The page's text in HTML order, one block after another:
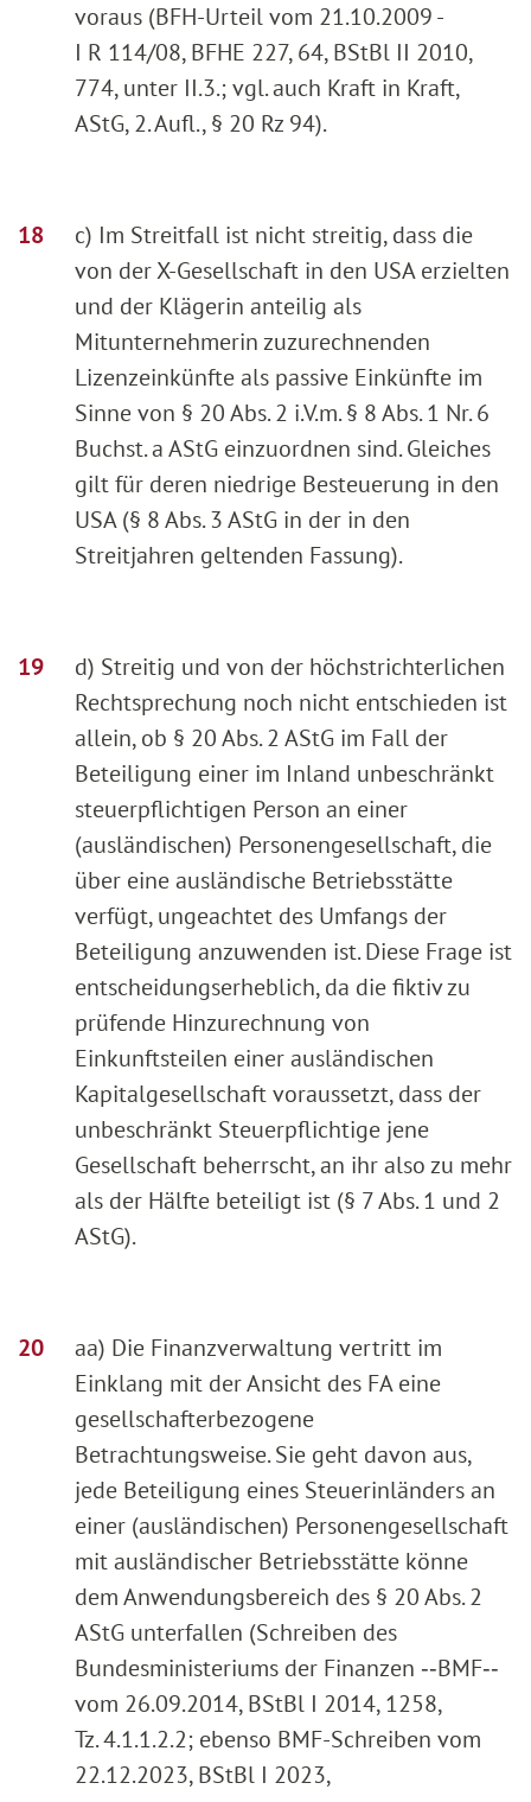
voraus (BFH-Urteil vom 21.10.2009 -
I R 114/08, BFHE 227, 64, BStBl II 2010,
774, unter II.3.; vgl. auch Kraft in Kraft,
AStG, 2. Aufl., § 20 Rz 94).
c) Im Streitfall ist nicht streitig, dass die
von der X-Gesellschaft in den USA erzielten
und der Klägerin anteilig als
Mitunternehmerin zuzurechnenden
Lizenzeinkünfte als passive Einkünfte im
Sinne von § 20 Abs. 2 i.V.m. § 8 Abs. 1 Nr. 6
Buchst. a AStG einzuordnen sind. Gleiches
gilt für deren niedrige Besteuerung in den
USA (§ 8 Abs. 3 AStG in der in den
Streitjahren geltenden Fassung).
d) Streitig und von der höchstrichterlichen
Rechtsprechung noch nicht entschieden ist
allein, ob § 20 Abs. 2 AStG im Fall der
Beteiligung einer im Inland unbeschränkt
steuerpflichtigen Person an einer
(ausländischen) Personengesellschaft, die
über eine ausländische Betriebsstätte
verfügt, ungeachtet des Umfangs der
Beteiligung anzuwenden ist. Diese Frage ist
entscheidungserheblich, da die fiktiv zu
prüfende Hinzurechnung von
Einkunftsteilen einer ausländischen
Kapitalgesellschaft voraussetzt, dass der
unbeschränkt Steuerpflichtige jene
Gesellschaft beherrscht, an ihr also zu mehr
als der Hälfte beteiligt ist (§ 7 Abs. 1 und 2
AStG).
aa) Die Finanzverwaltung vertritt im
Einklang mit der Ansicht des FA eine
gesellschafterbezogene
Betrachtungsweise. Sie geht davon aus,
jede Beteiligung eines Steuerinländers an
einer (ausländischen) Personengesellschaft
mit ausländischer Betriebsstätte könne
dem Anwendungsbereich des § 20 Abs. 2
AStG unterfallen (Schreiben des
Bundesministeriums der Finanzen ‑‑BMF‑‑
vom 26.09.2014, BStBl I 2014, 1258,
Tz. 4.1.1.2.2; ebenso BMF-Schreiben vom
22.12.2023, BStBl I 2023,